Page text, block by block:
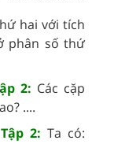
hai với tích
phân số thứ
2: Các cặp
....
2: Ta có: